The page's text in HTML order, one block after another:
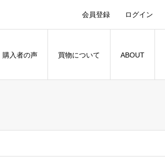
会員登録 ログイン
購入者の声 買物について ABOUT